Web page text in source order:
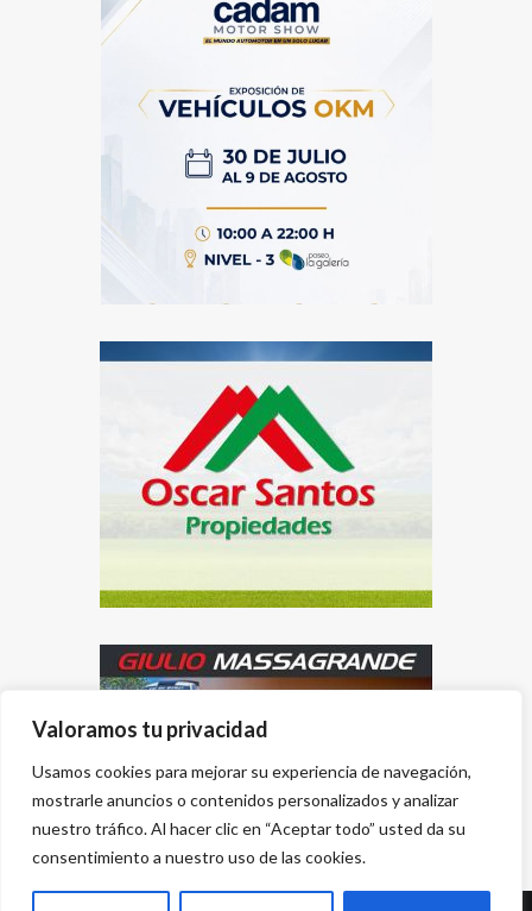
Valoramos tu privacidad
Usamos cookies para mejorar su experiencia de navegación,
mostrarle anuncios o contenidos personalizados y analizar
nuestro tráfico. Al hacer clic en “Aceptar todo” usted da su
consentimiento a nuestro uso de las cookies.